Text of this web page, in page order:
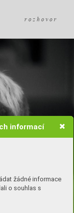
informací
žádné informace
o souhlas s
r o z h o v o r